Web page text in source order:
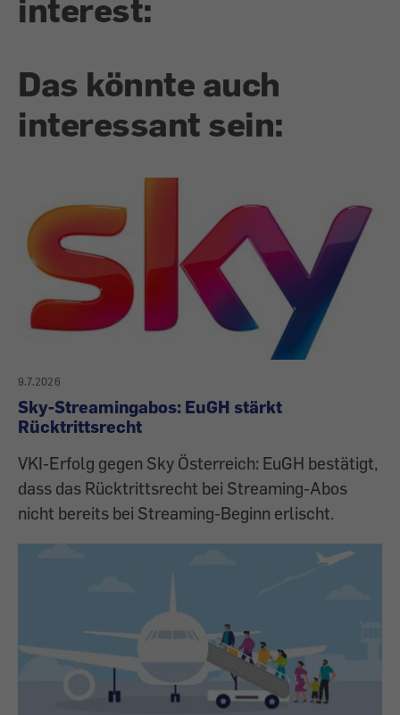
interest:
Das könnte auch
interessant sein:
9.7.2026
Sky-Streamingabos: EuGH stärkt
Rücktrittsrecht
VKI-Erfolg gegen Sky Österreich: EuGH bestätigt,
dass das Rücktrittsrecht bei Streaming-Abos
nicht bereits bei Streaming-Beginn erlischt.